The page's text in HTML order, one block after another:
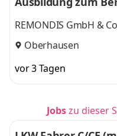
REMONDIS GmbH &
Oberhausen
vor 3 Tagen
Jobszu dieser